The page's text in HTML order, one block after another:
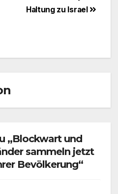
Haltung zu Israel
„Blockwart und
sammeln jetzt
Bevölkerung“